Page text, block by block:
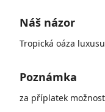
Náš názor
Tropická oáza
Poznámka
za příplatek